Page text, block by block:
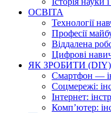
ОСВІТА
Технології
Професії
Віддалена
Цифрові
ЯК ЗРОБИТИ (DIY)
Смартфон —
Соцмережі:
Інтернет:
Комп’ютер: